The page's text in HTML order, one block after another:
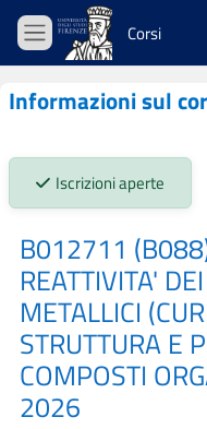
Vai al contenuto principale
Pannello laterale
Corsi
Informazioni sul
Stato iscrizioni:
Iscrizioni aperte
B012711
REATTIVITA'
METALLICI
STRUTTURA E
COMPOSTI
2026